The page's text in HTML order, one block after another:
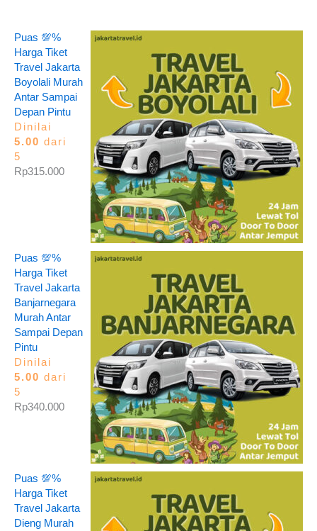
Puas 💯%
Harga Tiket
Travel Jakarta
Boyolali Murah
Antar Sampai
Depan Pintu
Dinilai
5.00 dari
5
Rp315.000
Puas 💯%
Harga Tiket
Travel Jakarta
Banjarnegara
Murah Antar
Sampai Depan
Pintu
Dinilai
5.00 dari
5
Rp340.000
Puas 💯%
Harga Tiket
Travel Jakarta
Dieng Murah